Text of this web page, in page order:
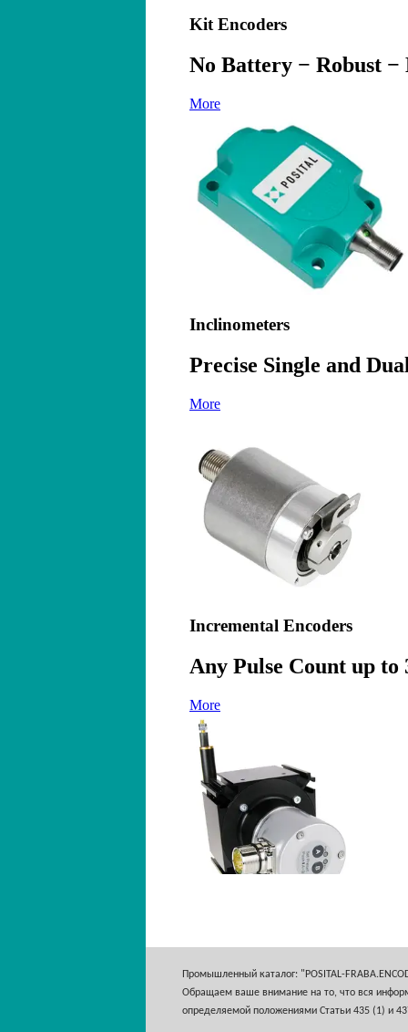
Промышленный каталог: "POSITAL-
Обращаем ваше внимание на то, что вся
определяемой положениями Статьи 435 (1) и